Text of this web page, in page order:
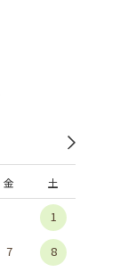
金 土
1
7 8